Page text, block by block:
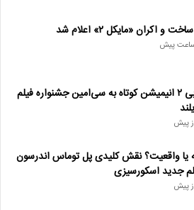
و اکران «مایکل ۲» اعلام شد
راهیابی ۲ انیمیشن کوتاه به سی‌امین جشنواره فیلم
یا واقعیت؟ نقش کلیدی پل توماس اندرسون
جدید اسکورسیزی